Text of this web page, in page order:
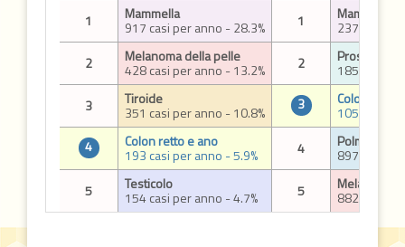
1 Mammella
917 casi per anno - 28.3% 1 Mammella
2378 casi
2
Melanoma della pelle
428 casi per anno - 13.2% 2 Prostata
1858 casi
3
Tiroide
351 casi per anno - 10.8% 3 Colon retto
1052 casi
4
Colon retto e ano
193 casi per anno - 5.9% 4 Polmone
897 casi
5
Testicolo
154 casi per anno - 4.7% 5 Melanoma
882 casi